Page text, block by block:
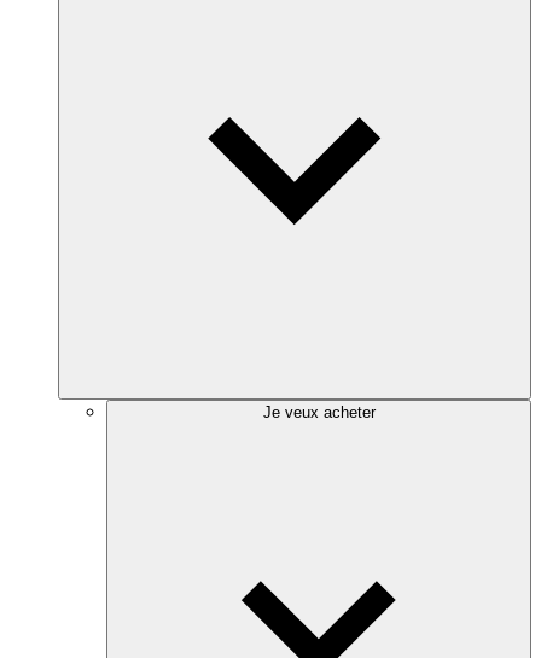
Je veux acheter